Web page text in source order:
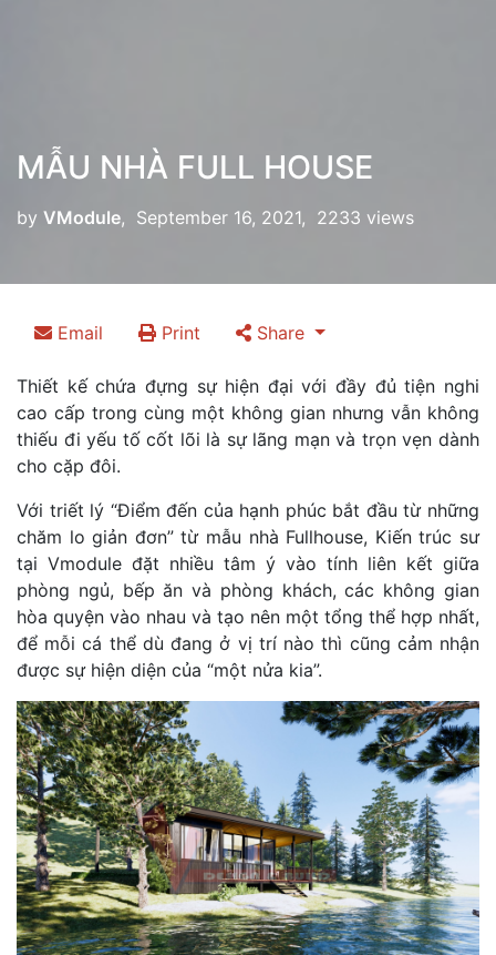
MẪU NHÀ FULL HOUSE
by VModule, September 16, 2021, 2233 views
Email Print Share
Thiết kế chứa đựng sự hiện đại với đầy đủ tiện nghi
cao cấp trong cùng một không gian nhưng vẫn không
thiếu đi yếu tố cốt lõi là sự lãng mạn và trọn vẹn dành
cho cặp đôi.
Với triết lý “Điểm đến của hạnh phúc bắt đầu từ những
chăm lo giản đơn” từ mẫu nhà Fullhouse, Kiến trúc sư
tại Vmodule đặt nhiều tâm ý vào tính liên kết giữa
phòng ngủ, bếp ăn và phòng khách, các không gian
hòa quyện vào nhau và tạo nên một tổng thể hợp nhất,
để mỗi cá thể dù đang ở vị trí nào thì cũng cảm nhận
được sự hiện diện của “một nửa kia”.